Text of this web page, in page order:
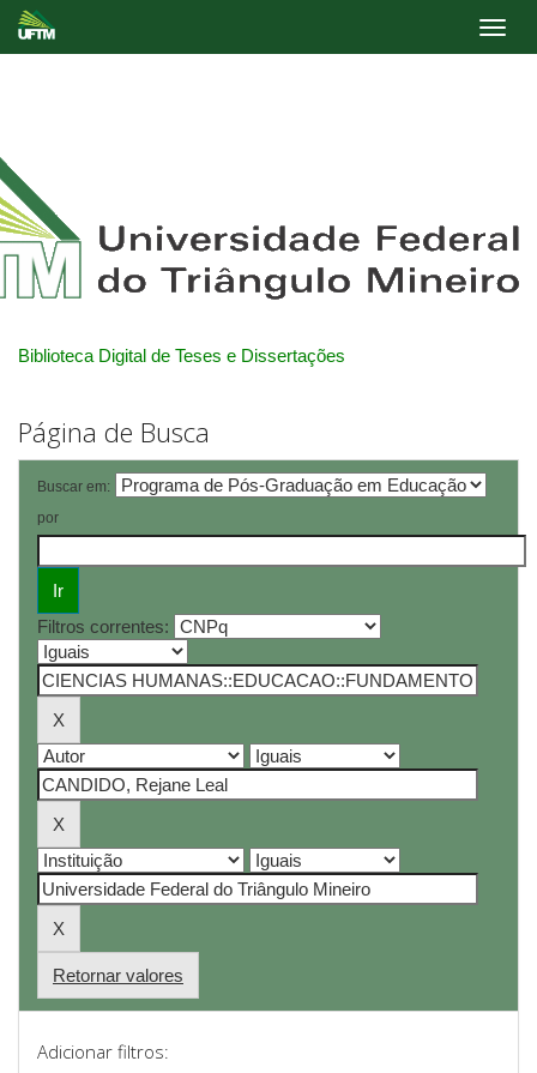
Biblioteca Digital de Teses e Dissertações
Página de Busca
Buscar em:
por
Filtros correntes:
Retornar valores
Adicionar filtros: